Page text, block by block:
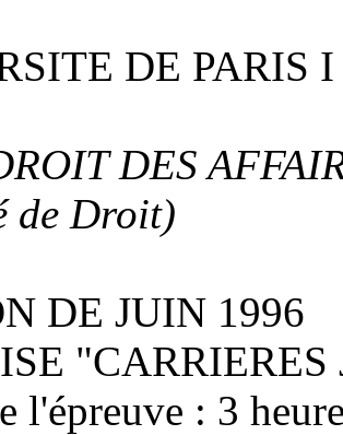
DE PARIS
DES
de Droit)
DE JUIN 1996
l'épreuve : 3